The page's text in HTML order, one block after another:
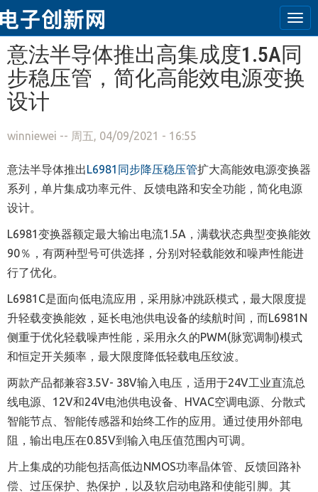
跳转到主要内容
意法半导体推出高集成度1.5A同
步稳压管，简化高能效电源变换
设计
winniewei -- 周五, 04/09/2021 - 16:55
意法半导体推出L6981同步降压稳压管扩大高能效电源变换器
系列，单片集成功率元件、反馈电路和安全功能，简化电源
设计。
L6981变换器额定最大输出电流1.5A，满载状态典型变换能效
90％，有两种型号可供选择，分别对轻载能效和噪声性能进
行了优化。
L6981C是面向低电流应用，采用脉冲跳跃模式，最大限度提
升轻载变换能效，延长电池供电设备的续航时间，而L6981N
侧重于优化轻载噪声性能，采用永久的PWM(脉宽调制)模式
和恒定开关频率，最大限度降低轻载电压纹波。
两款产品都兼容3.5V- 38V输入电压，适用于24V工业直流总
线电源、12V和24V电池供电设备、HVAC空调电源、分散式
智能节点、智能传感器和始终工作的应用。通过使用外部电
阻，输出电压在0.85V到输入电压值范围内可调。
片上集成的功能包括高低边NMOS功率晶体管、反馈回路补
偿、过压保护、热保护，以及软启动电路和使能引脚。其